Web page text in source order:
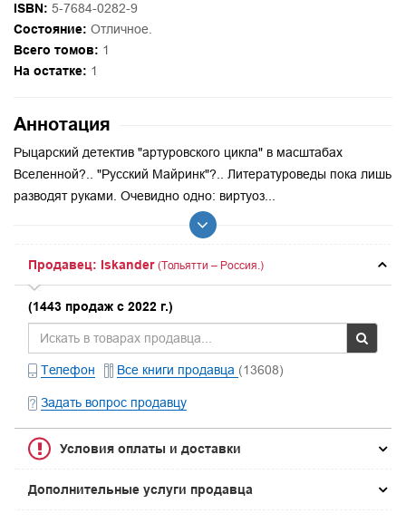
ISBN: 5-7684-0282-9
Состояние: Отличное.
Всего томов: 1
На остатке: 1
Аннотация
Рыцарский детектив "артуровского цикла" в масштабах
Вселенной?.. "Русский Майринк"?.. Литературоведы пока лишь
разводят руками. Очевидно одно: виртуоз...
Продавец: Iskander (Тольятти – Россия.)
(1443 продаж с 2022 г.)
Телефон Все книги продавца (13608)
Задать вопрос продавцу
Условия оплаты и доставки
Дополнительные услуги продавца